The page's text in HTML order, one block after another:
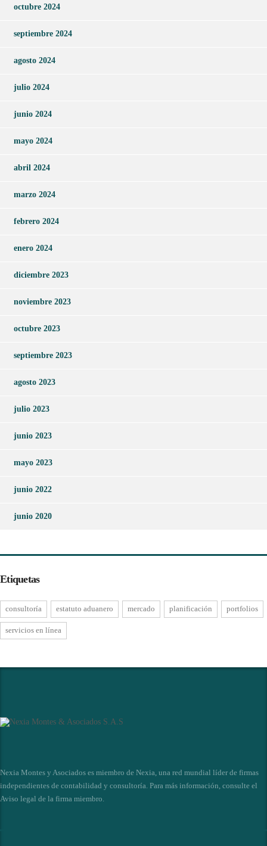
octubre 2024
septiembre 2024
agosto 2024
julio 2024
junio 2024
mayo 2024
abril 2024
marzo 2024
febrero 2024
enero 2024
diciembre 2023
noviembre 2023
octubre 2023
septiembre 2023
agosto 2023
julio 2023
junio 2023
mayo 2023
junio 2022
junio 2020
Etiquetas
consultoría estatuto aduanero mercado planificación portfolios
servicios en línea
Nexia Montes y Asociados es miembro de Nexia, una red mundial líder de firmas
independientes de contabilidad y consultoría. Para más información, consulte el
Aviso legal de la firma miembro.